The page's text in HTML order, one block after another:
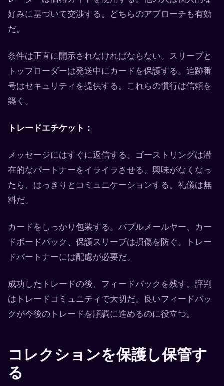
好みに基づいて交渉する。どちらのアプローチも有効
だ。
条件は正直に開示されなければならない。スリーブと
トップローダーは発送中にカードを保護する。追跡番
号はセキュリティを提供する。これらの慣行は信頼を
築く。
トレードエチケット：
メッセージにはすぐに返信する。ゴーストリングは潜
在的なパートナーをイライラさせる。興味がなくなっ
たら、はっきりとコミュニケーションする。礼儀は無
料だ。
カードをしっかり包装する。バブルメールヤー、カー
ドボードバック、保護スリーブは損傷を防ぐ。トレー
ドパートナーには配慮が必要だ。
成功したトレードの後、フィードバックを残す。評判
はトレードコミュニティで大切だ。良いフィードバッ
クが今後のトレードを順調に進めるのに役立つ。
コレクションを保護し保管す
る